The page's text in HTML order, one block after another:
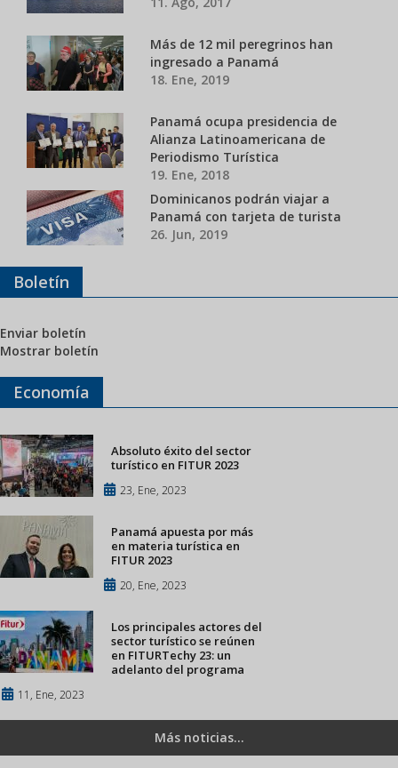
Más de 12 mil peregrinos han
ingresado a Panamá
18. Ene, 2019
Panamá ocupa presidencia de
Alianza Latinoamericana de
Periodismo Turística
19. Ene, 2018
Dominicanos podrán viajar a
Panamá con tarjeta de turista
26. Jun, 2019
Boletín
Enviar boletín
Mostrar boletín
Economía
Absoluto éxito del sector
turístico en FITUR 2023
23, Ene, 2023
Panamá apuesta por más
en materia turística en
FITUR 2023
20, Ene, 2023
Los principales actores del
sector turístico se reúnen
en FITURTechy 23: un
adelanto del programa
11, Ene, 2023
Más noticias...